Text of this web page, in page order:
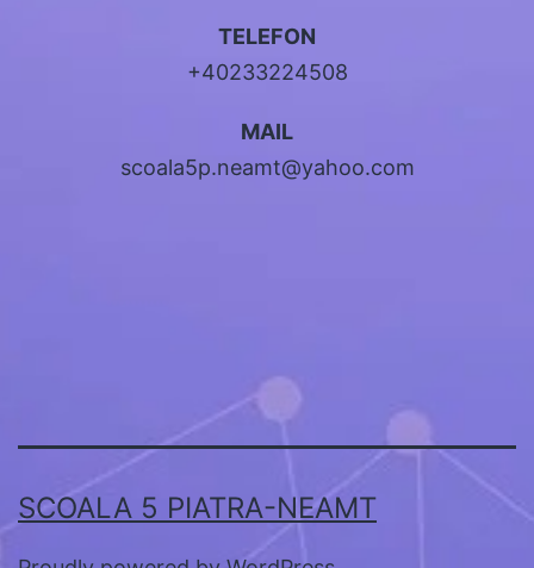
TELEFON
+40233224508
MAIL
scoala5p.neamt@yahoo.com
SCOALA 5 PIATRA-NEAMT